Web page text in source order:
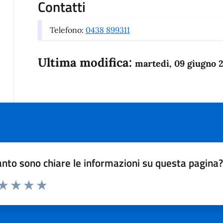
Contatti
Telefono: 0438 899311
Ultima modifica: martedì, 09 giugno
sono chiare le informazioni su questa pagina?
da 1 a 5 stelle la pagina